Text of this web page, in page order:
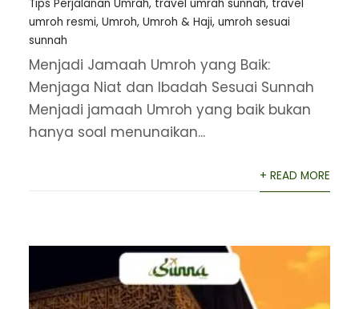
Tips Perjalanan Umrah, travel umrah sunnah, travel
umroh resmi, Umroh, Umroh & Haji, umroh sesuai
sunnah
Menjadi Jamaah Umroh yang Baik:
Menjaga Niat dan Ibadah Sesuai Sunnah
Menjadi jamaah Umroh yang baik bukan
hanya soal menunaikan...
+ READ MORE